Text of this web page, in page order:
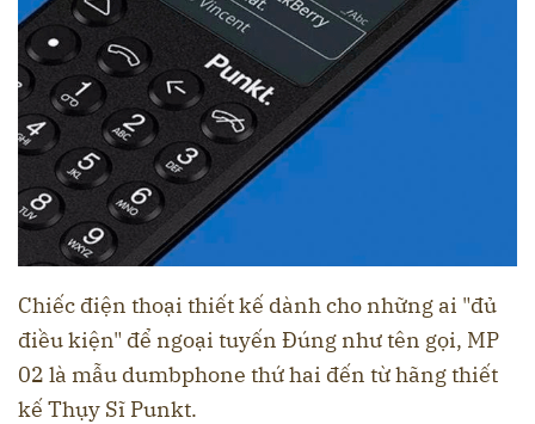
Chiếc điện thoại thiết kế dành cho những ai "đủ
điều kiện" để ngoại tuyến Đúng như tên gọi, MP
02 là mẫu dumbphone thứ hai đến từ hãng thiết
kế Thụy Sĩ Punkt.